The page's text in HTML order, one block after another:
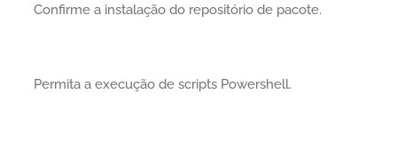
Confirme a instalação do repositório de pacote.
Permita a execução de scripts Powershell.